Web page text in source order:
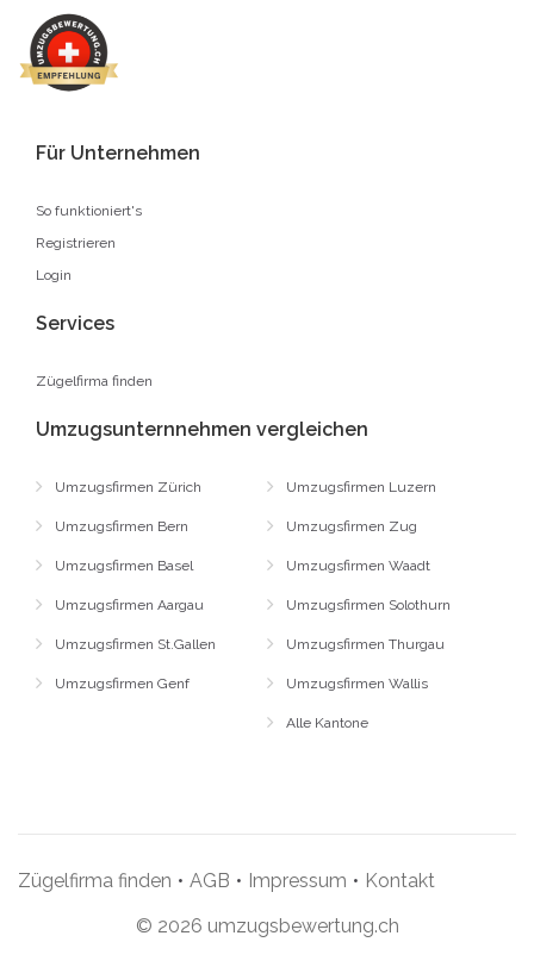
Für Unternehmen
So funktioniert's
Registrieren
Login
Services
Zügelfirma finden
Umzugsunternnehmen vergleichen
Umzugsfirmen Zürich
Umzugsfirmen Bern
Umzugsfirmen Basel
Umzugsfirmen Aargau
Umzugsfirmen St.Gallen
Umzugsfirmen Genf
Umzugsfirmen Luzern
Umzugsfirmen Zug
Umzugsfirmen Waadt
Umzugsfirmen Solothurn
Umzugsfirmen Thurgau
Umzugsfirmen Wallis
Alle Kantone
Zügelfirma finden • AGB • Impressum • Kontakt
© 2026 umzugsbewertung.ch